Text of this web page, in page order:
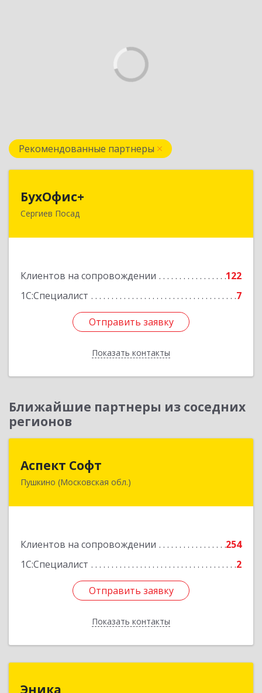
Рекомендованные партнеры
БухОфис+
Сергиев Посад
Клиентов на сопровождении
122
1С:Специалист
7
Отправить заявку
Показать контакты
141304, Московская обл, Сергиево-Посадский
Подробнее
Отправить заявку
Назад
Ближайшие партнеры из соседних
регионов
Аспект Софт
Пушкино (Московская обл.)
Клиентов на сопровождении
254
1С:Специалист
2
Отправить заявку
Показать контакты
141205, Московская обл, Пушкинский р-н,
Отправить заявку
Назад
Эника